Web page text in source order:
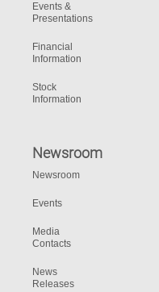
Events &
Presentations
Financial
Information
Stock
Information
Newsroom
Newsroom
Events
Media
Contacts
News
Releases